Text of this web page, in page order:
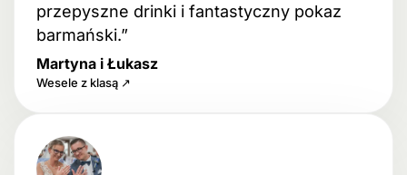
przepyszne drinki i fantastyczny pokaz
barmański.”
Martyna i Łukasz
Wesele z klasą ↗